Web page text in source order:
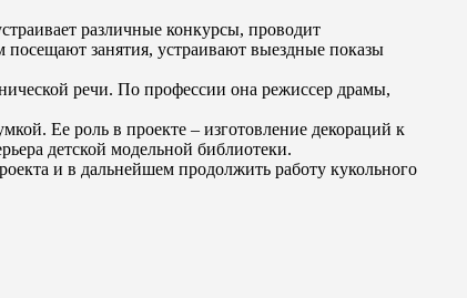
различные конкурсы, проводит
посещают занятия, устраивают выездные показы
речи. По профессии она режиссер драмы,
Ее роль в проекте – изготовление декораций к
детской модельной библиотеки.
и в дальнейшем продолжить работу кукольного